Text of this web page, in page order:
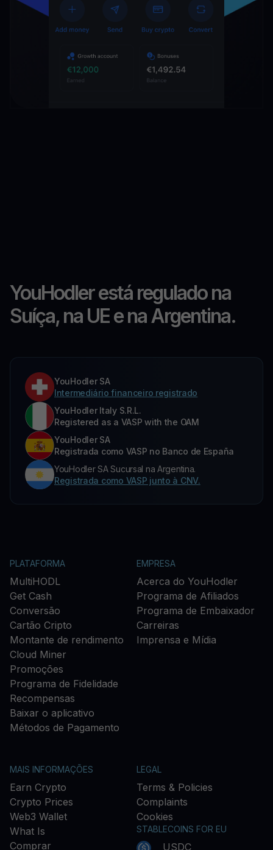
YouHodler está regulado na
Suíça, na UE e na Argentina.
YouHodler SA
Intermediário financeiro registrado
YouHodler Italy S.R.L.
Registered as a VASP with the OAM
YouHodler SA
Registrada como VASP no Banco de España
YouHodler SA Sucursal na Argentina.
Registrada como VASP junto à CNV.
PLATAFORMA
MultiHODL
Get Cash
Conversão
Cartão Cripto
Montante de rendimento
Cloud Miner
Promoções
Programa de Fidelidade
Recompensas
Baixar o aplicativo
Métodos de Pagamento
EMPRESA
Acerca do YouHodler
Programa de Afiliados
Programa de Embaixador
Carreiras
Imprensa e Mídia
MAIS INFORMAÇÕES
Earn Crypto
Crypto Prices
Web3 Wallet
What Is
Comprar
LEGAL
Terms & Policies
Complaints
Cookies
STABLECOINS FOR EU
USDC